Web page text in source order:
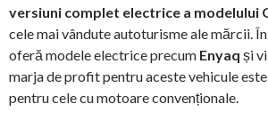
versiuni complet electrice a modelului
cele mai vândute autoturisme ale mărcii.
oferă modele electrice precum Enyaq și
marja de profit pentru aceste vehicule
pentru cele cu motoare convenționale.